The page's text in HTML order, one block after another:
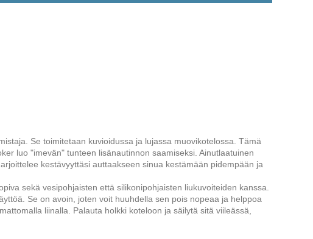
Se toimitetaan kuvioidussa ja lujassa muovikotelossa. Tämä
luo "imevän" tunteen lisänautinnon saamiseksi. Ainutlaatuinen
kestävyyttäsi auttaakseen sinua kestämään pidempään ja
sekä vesipohjaisten että silikonipohjaisten liukuvoiteiden kanssa.
Se on avoin, joten voit huuhdella sen pois nopeaa ja helppoa
liinalla. Palauta holkki koteloon ja säilytä sitä viileässä,